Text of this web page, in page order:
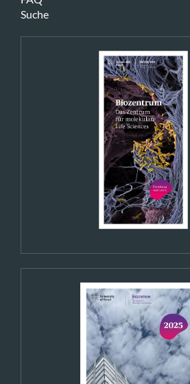
Suche